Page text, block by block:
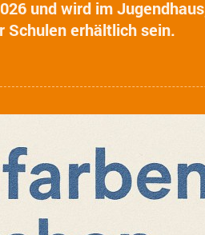
und wird im
Schulen erhältlich sein.